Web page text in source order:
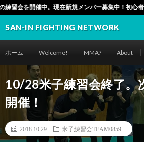
在新規メンバー募集中！初心者歓迎。県外出身
SAN-IN FIGHTING NETWORK
ホーム Welcome! MMA? About
10/28米子練習会終了。
開催！
2018.10.29 米子練習会TEAM0859